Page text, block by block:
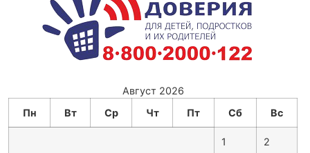
Август 2026
Пн
Вт Ср Чт Пт Сб Вс
1 2